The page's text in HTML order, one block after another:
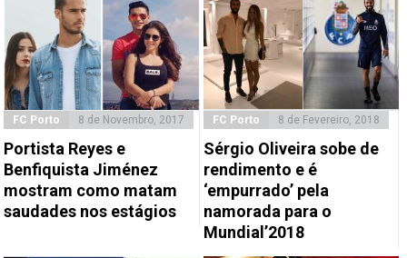
FC Porto 8 de Novembro, 2017
Portista Reyes e
Benfiquista Jiménez
mostram como matam
saudades nos estágios
FC Porto 8 de Fevereiro, 2018
Sérgio Oliveira sobe de
rendimento e é
‘empurrado’ pela
namorada para o
Mundial’2018